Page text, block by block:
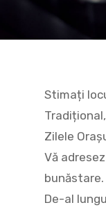
Stimați
Zilele
Vă
bunăstare.
De-al